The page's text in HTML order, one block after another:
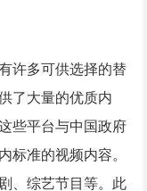
许多可供选择的替
了大量的优质内
些平台与中国政府
标准的视频内容。
、综艺节目等。此